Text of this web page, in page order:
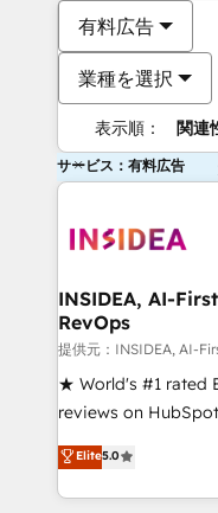
有料広告
業種を選択
表示順： 関連
サービス：有料広告
INSIDEA, AI-
RevOps
提供元：INSIDEA, AI-
★ World's #1 rated
reviews on
Certified Experts &
1,500+
First, RevOps-led,
Elite5.0